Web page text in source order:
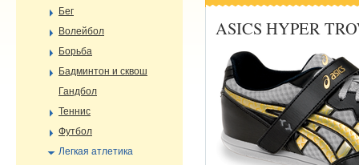
ASICS HYPER
Бег
Волейбол
Борьба
Бадминтон и сквош
Гандбол
Теннис
Футбол
Легкая атлетика